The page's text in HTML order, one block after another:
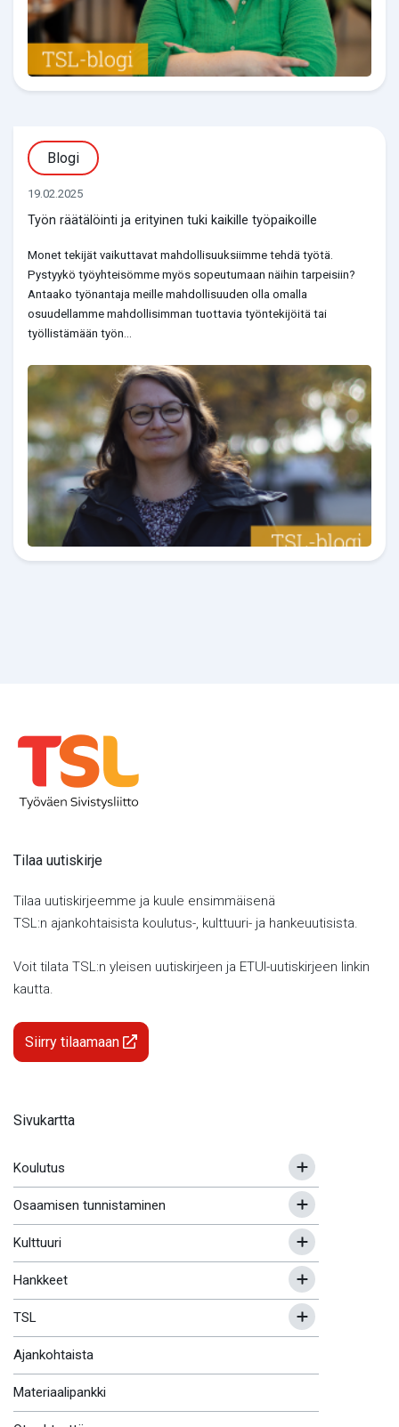
Blogi
19.02.2025
Työn räätälöinti ja erityinen tuki kaikille työpaikoille
Monet tekijät vaikuttavat mahdollisuuksiimme tehdä työtä.
Pystyykö työyhteisömme myös sopeutumaan näihin tarpeisiin?
Antaako työnantaja meille mahdollisuuden olla omalla
osuudellamme mahdollisimman tuottavia työntekijöitä tai
työllistämään työn...
Tilaa uutiskirje
Tilaa uutiskirjeemme ja kuule ensimmäisenä
TSL:n ajankohtaisista koulutus-, kulttuuri- ja hankeuutisista.
Voit tilata TSL:n yleisen uutiskirjeen ja ETUI-uutiskirjeen linkin
kautta.
Siirry tilaamaan
Sivukartta
Koulutus
Osaamisen tunnistaminen
Kulttuuri
Hankkeet
TSL
Ajankohtaista
Materiaalipankki